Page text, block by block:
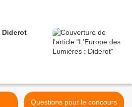
Diderot
Questions pour le concours